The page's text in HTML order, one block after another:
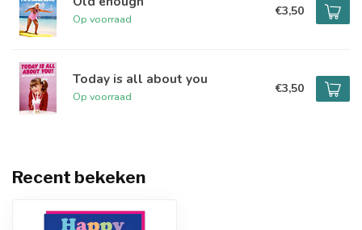
Op voorraad
€3,50
Today is all about you
Op voorraad
€3,50
Recent bekeken